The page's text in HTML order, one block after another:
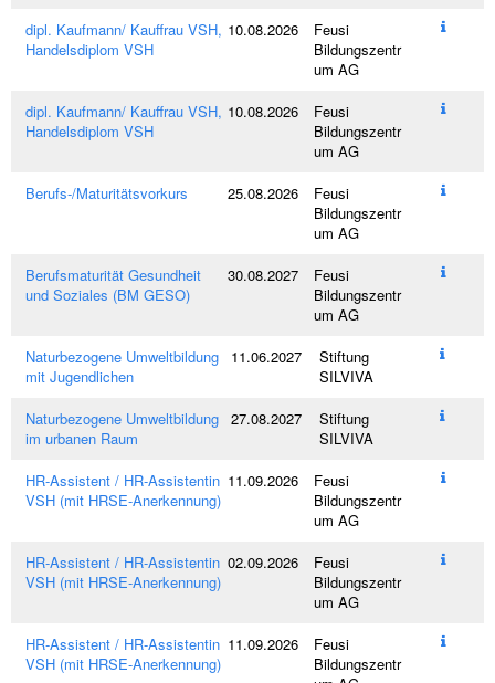
dipl. Kaufmann/ Kauffrau VSH,
Handelsdiplom VSH
10.08.2026
Feusi
Bildungszentr
um AG
dipl. Kaufmann/ Kauffrau VSH,
Handelsdiplom VSH
10.08.2026
Feusi
Bildungszentr
um AG
Berufs-/Maturitätsvorkurs
25.08.2026
Feusi
Bildungszentr
um AG
Berufsmaturität Gesundheit
und Soziales (BM GESO)
30.08.2027
Feusi
Bildungszentr
um AG
Naturbezogene Umweltbildung
mit Jugendlichen
11.06.2027
Stiftung
SILVIVA
Naturbezogene Umweltbildung
im urbanen Raum
27.08.2027
Stiftung
SILVIVA
HR-Assistent / HR-Assistentin
VSH (mit HRSE-Anerkennung)
11.09.2026
Feusi
Bildungszentr
um AG
HR-Assistent / HR-Assistentin
VSH (mit HRSE-Anerkennung)
02.09.2026
Feusi
Bildungszentr
um AG
HR-Assistent / HR-Assistentin
VSH (mit HRSE-Anerkennung)
11.09.2026
Feusi
Bildungszentr